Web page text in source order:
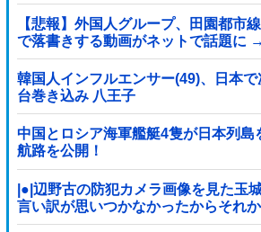
【悲報】外国人グループ、田園都市
で落書きする動画がネットで話題に
の始まり」
韓国人インフルエンサー(49)、日本
台巻き込み 八王子
中国とロシア海軍艦艇4隻が日本列
航路を公開！
|●|辺野古の防犯カメラ画像を見た玉
言い訳が思いつかなかったからそれ
れさせるコメントを……